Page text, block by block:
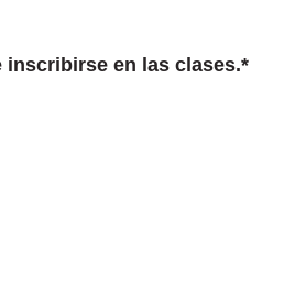
en las clases.*